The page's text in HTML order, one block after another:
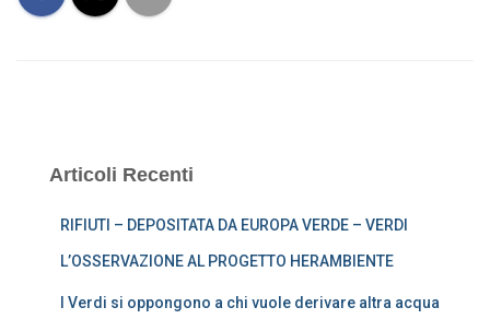
Articoli Recenti
RIFIUTI – DEPOSITATA DA EUROPA VERDE – VERDI
L’OSSERVAZIONE AL PROGETTO HERAMBIENTE
I Verdi si oppongono a chi vuole derivare altra acqua